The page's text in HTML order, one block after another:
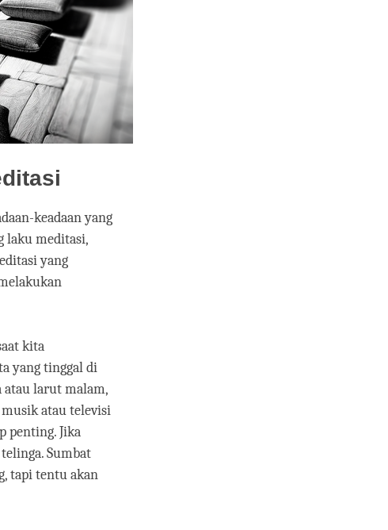
keadaan yang
laku meditasi,
yang
kita
yang tinggal di
atau larut malam,
atau televisi
penting. Jika
Sumbat
tapi tentu akan